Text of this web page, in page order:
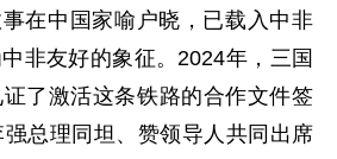
在中国家喻户晓，已载入中非
非友好的象征。2024年，三国
了激活这条铁路的合作文件签
总理同坦、赞领导人共同出席